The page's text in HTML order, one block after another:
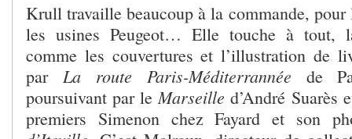
Krull travaille beaucoup à la commande, pour
les usines Peugeot… Elle touche à tout,
comme les couvertures et l’illustration de
par La route Paris-Méditerrannée de
poursuivant par le Marseille d’André Suarès
premiers Simenon chez Fayard et son